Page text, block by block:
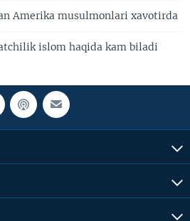
Amerika musulmonlari xavotirda
islom haqida kam biladi